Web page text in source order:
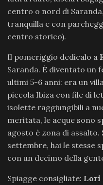
centro o nord di
tranquilla e con
centro storico).
Il pomeriggio dedicalo a
Saranda. È diventato un
ultimi 5-6 anni: era un
piccola Ibiza con file di
isolette raggiungibili a
meritata, le acque sono
agosto è zona di assalto.
settembre, hai le stesse
con un decimo della
Spiagge consigliate: Lori